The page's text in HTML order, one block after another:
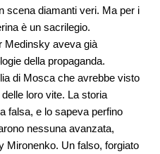
scena diamanti veri. Ma per i
è un sacrilegio.
Medinsky aveva già
della propaganda.
di Mosca che avrebbe visto
loro vite. La storia
falsa, e lo sapeva perfino
nessuna avanzata,
Mironenko. Un falso, forgiato